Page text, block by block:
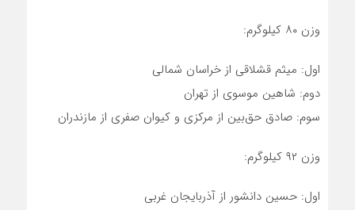
وزن ۸۰ کیلوگرم:
اول: میثم قشلاقی از خراسان شمالی
دوم: شاهین موسوی از تهران
سوم: صادق‌ حق‌بین‌ از مرکزی و کیوان صفری از مازندران
وزن ۹۲ کیلوگرم:
اول: حسین دانشور از آذربایجان غربی